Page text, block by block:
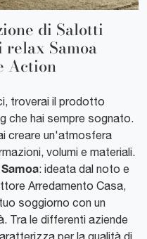
di Salotti
Samoa
Action
troverai il prodotto
che hai sempre sognato.
creare un'atmosfera
volumi e materiali.
: ideata dal noto e
Arredamento Casa,
soggiorno con un
Tra le differenti aziende
per la qualità di